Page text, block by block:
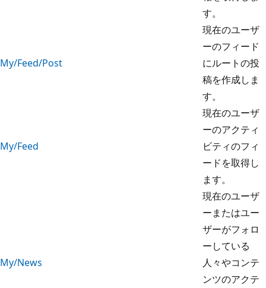
す。
My/Feed/Post
現在のユーザ
ーのフィード
にルートの投
稿を作成しま
す。
My/Feed
現在のユーザ
ーのアクティ
ビティのフィ
ードを取得し
ます。
My/News
現在のユーザ
ーまたはユー
ザーがフォロ
ーしている
人々やコンテ
ンツのアクテ